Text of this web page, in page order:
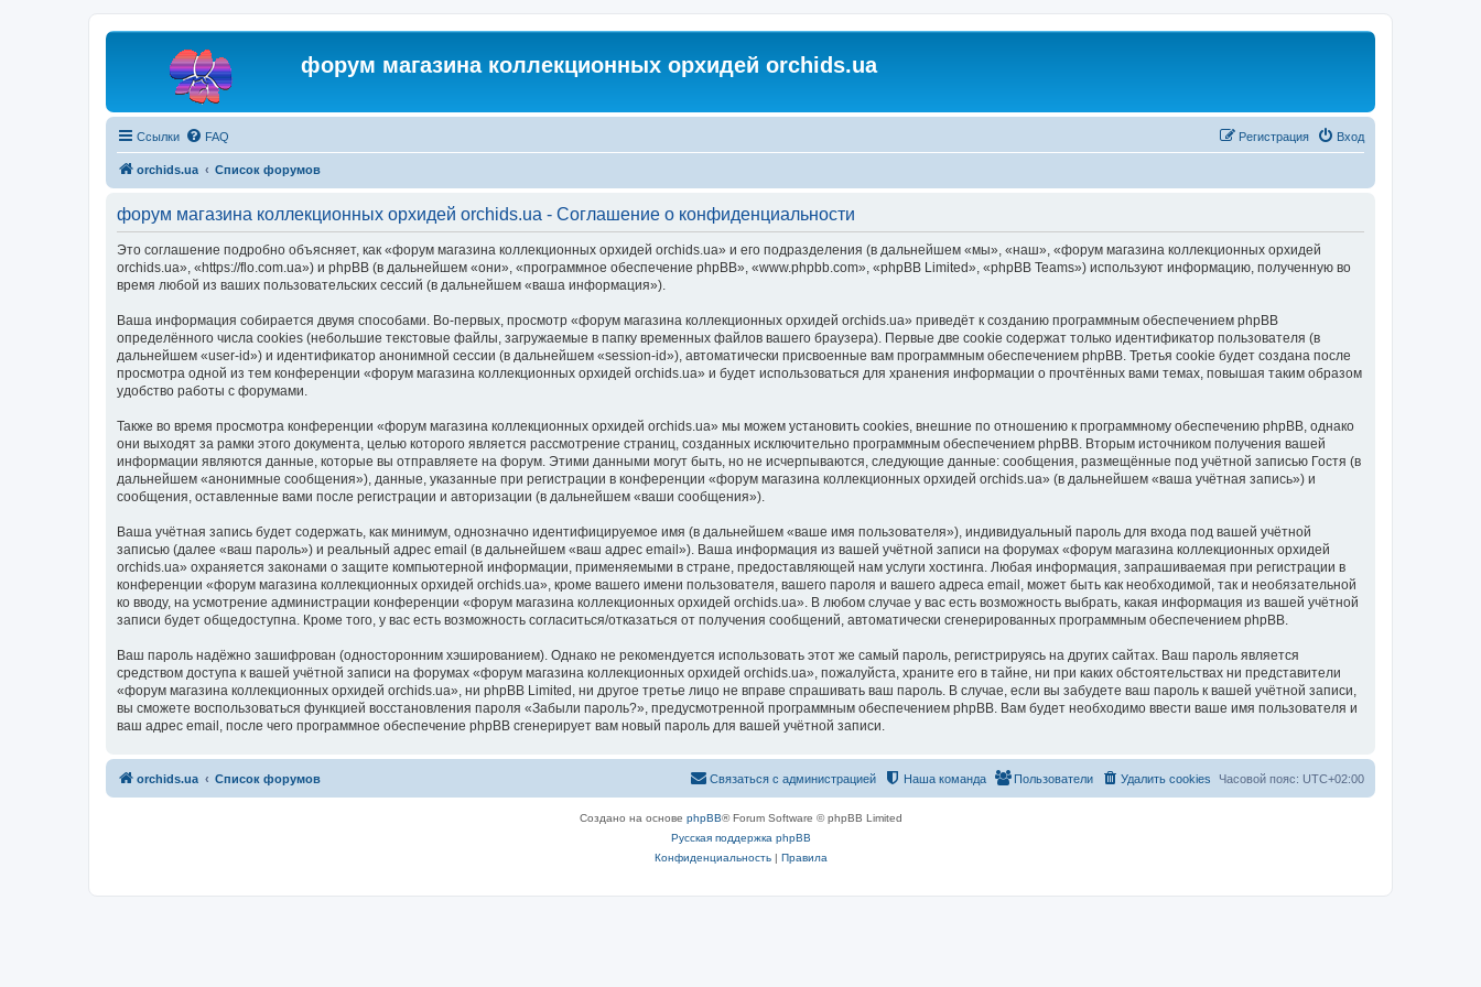
форум магазина коллекционных орхидей orchids.ua
Ссылки FAQ Вход
Регистрация
orchids.ua Список форумов
форум магазина коллекционных орхидей orchids.ua - Соглашение о конфиденциальности
Это соглашение подробно объясняет, как «форум магазина коллекционных орхидей orchids.ua» и его подразделения (в дальнейшем «мы», «наш», «форум магазина коллекционных орхидей
orchids.ua», «https://flo.com.ua») и phpBB (в дальнейшем «они», «программное обеспечение phpBB», «www.phpbb.com», «phpBB Limited», «phpBB Teams») используют информацию, полученную во
время любой из ваших пользовательских сессий (в дальнейшем «ваша информация»).
Ваша информация собирается двумя способами. Во-первых, просмотр «форум магазина коллекционных орхидей orchids.ua» приведёт к созданию программным обеспечением phpBB
определённого числа cookies (небольшие текстовые файлы, загружаемые в папку временных файлов вашего браузера). Первые две cookie содержат только идентификатор пользователя (в
дальнейшем «user-id») и идентификатор анонимной сессии (в дальнейшем «session-id»), автоматически присвоенные вам программным обеспечением phpBB. Третья cookie будет создана после
просмотра одной из тем конференции «форум магазина коллекционных орхидей orchids.ua» и будет использоваться для хранения информации о прочтённых вами темах, повышая таким образом
удобство работы с форумами.
Также во время просмотра конференции «форум магазина коллекционных орхидей orchids.ua» мы можем установить cookies, внешние по отношению к программному обеспечению phpBB, однако
они выходят за рамки этого документа, целью которого является рассмотрение страниц, созданных исключительно программным обеспечением phpBB. Вторым источником получения вашей
информации являются данные, которые вы отправляете на форум. Этими данными могут быть, но не исчерпываются, следующие данные: сообщения, размещённые под учётной записью Гостя (в
дальнейшем «анонимные сообщения»), данные, указанные при регистрации в конференции «форум магазина коллекционных орхидей orchids.ua» (в дальнейшем «ваша учётная запись») и
сообщения, оставленные вами после регистрации и авторизации (в дальнейшем «ваши сообщения»).
Ваша учётная запись будет содержать, как минимум, однозначно идентифицируемое имя (в дальнейшем «ваше имя пользователя»), индивидуальный пароль для входа под вашей учётной
записью (далее «ваш пароль») и реальный адрес email (в дальнейшем «ваш адрес email»). Ваша информация из вашей учётной записи на форумах «форум магазина коллекционных орхидей
orchids.ua» охраняется законами о защите компьютерной информации, применяемыми в стране, предоставляющей нам услуги хостинга. Любая информация, запрашиваемая при регистрации в
конференции «форум магазина коллекционных орхидей orchids.ua», кроме вашего имени пользователя, вашего пароля и вашего адреса email, может быть как необходимой, так и необязательной
ко вводу, на усмотрение администрации конференции «форум магазина коллекционных орхидей orchids.ua». В любом случае у вас есть возможность выбрать, какая информация из вашей учётной
записи будет общедоступна. Кроме того, у вас есть возможность согласиться/отказаться от получения сообщений, автоматически сгенерированных программным обеспечением phpBB.
Ваш пароль надёжно зашифрован (односторонним хэшированием). Однако не рекомендуется использовать этот же самый пароль, регистрируясь на других сайтах. Ваш пароль является
средством доступа к вашей учётной записи на форумах «форум магазина коллекционных орхидей orchids.ua», пожалуйста, храните его в тайне, ни при каких обстоятельствах ни представители
«форум магазина коллекционных орхидей orchids.ua», ни phpBB Limited, ни другое третье лицо не вправе спрашивать ваш пароль. В случае, если вы забудете ваш пароль к вашей учётной записи,
вы сможете воспользоваться функцией восстановления пароля «Забыли пароль?», предусмотренной программным обеспечением phpBB. Вам будет необходимо ввести ваше имя пользователя и
ваш адрес email, после чего программное обеспечение phpBB сгенерирует вам новый пароль для вашей учётной записи.
orchids.ua Список форумов Часовой пояс: UTC+02:00
Удалить cookies
Пользователи
Наша команда
Связаться с администрацией
Создано на основе phpBB® Forum Software © phpBB Limited
Русская поддержка phpBB
Конфиденциальность| Правила